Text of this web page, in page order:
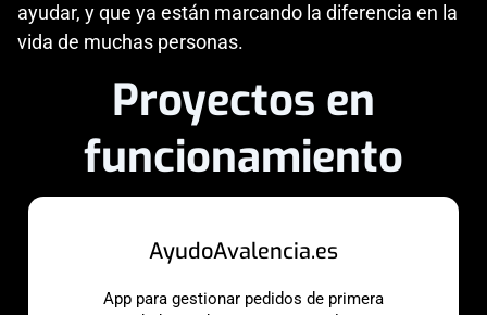
ayudar, y que ya están marcando la diferencia en la
vida de muchas personas.
Proyectos en
funcionamiento
AyudoAvalencia.es
App para gestionar pedidos de primera